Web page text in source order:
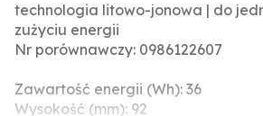
technologia litowo-jonowa | do
zużyciu energii
Nr porównawczy: 0986122607
Zawartość energii (Wh): 36
Wysokość (mm): 92